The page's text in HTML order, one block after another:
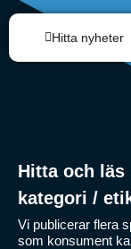
Hitta nyheter
Hitta och läs
kategori /
Vi publicerar flera
som konsument